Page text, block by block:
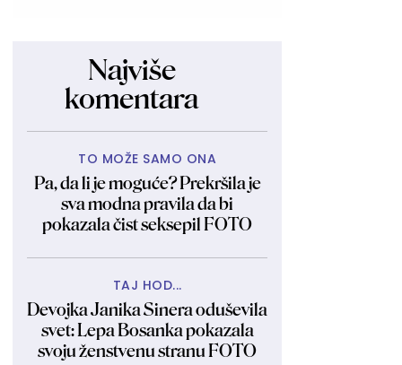
Najviše
komentara
TO MOŽE SAMO ONA
Pa, da li je moguće? Prekršila je
sva modna pravila da bi
pokazala čist seksepil FOTO
TAJ HOD...
Devojka Janika Sinera oduševila
svet: Lepa Bosanka pokazala
svoju ženstvenu stranu FOTO